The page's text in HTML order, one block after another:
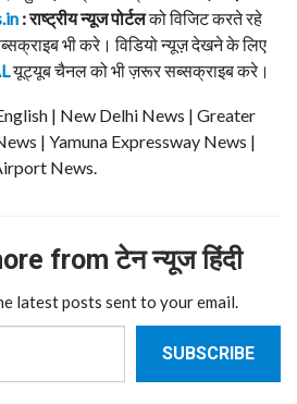
: राष्ट्रीय न्यूज पोर्टलको विजिट करते रहे
भी करे। विडियो न्यूज़ देखने के लिए
यूट्यूब चैनल को भी ज़रूर सब्सक्राइब करे।
| New Delhi News | Greater
| Yamuna Expressway News |
News.
from टेन न्यूज हिंदी
latest posts sent to your email.
SUBSCRIBE